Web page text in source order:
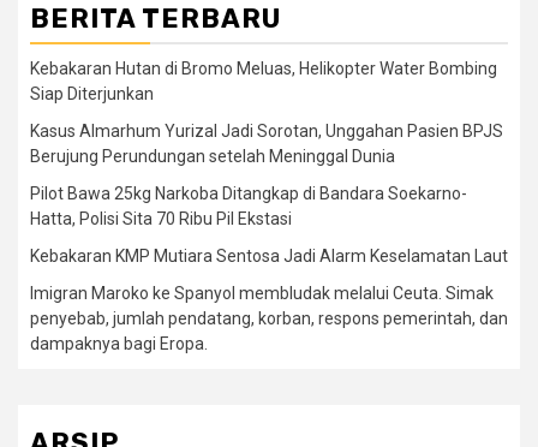
BERITA TERBARU
Kebakaran Hutan di Bromo Meluas, Helikopter Water Bombing
Siap Diterjunkan
Kasus Almarhum Yurizal Jadi Sorotan, Unggahan Pasien BPJS
Berujung Perundungan setelah Meninggal Dunia
Pilot Bawa 25kg Narkoba Ditangkap di Bandara Soekarno-
Hatta, Polisi Sita 70 Ribu Pil Ekstasi
Kebakaran KMP Mutiara Sentosa Jadi Alarm Keselamatan Laut
Imigran Maroko ke Spanyol membludak melalui Ceuta. Simak
penyebab, jumlah pendatang, korban, respons pemerintah, dan
dampaknya bagi Eropa.